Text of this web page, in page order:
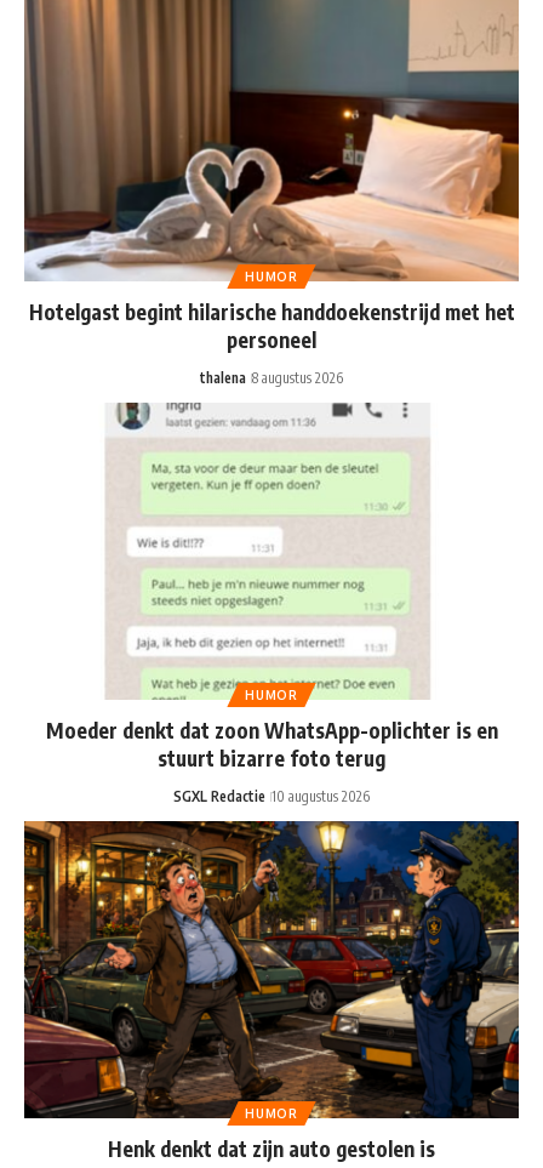
HUMOR
Hotelgast begint hilarische handdoekenstrijd met het
personeel
thalena 8 augustus 2026
HUMOR
Moeder denkt dat zoon WhatsApp-oplichter is en
stuurt bizarre foto terug
SGXL Redactie 10 augustus 2026
HUMOR
Henk denkt dat zijn auto gestolen is